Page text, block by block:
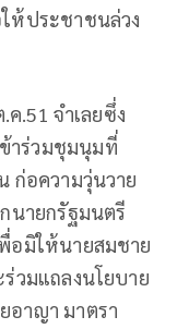
ห้ประชาชนล่วง
.51 จำเลยซึ่ง
าร่วมชุมนุมที่
ก่อความวุ่นวาย
นายกรัฐมนตรี
อมิให้นายสมชาย
วมแถลงนโยบาย
อาญา มาตรา